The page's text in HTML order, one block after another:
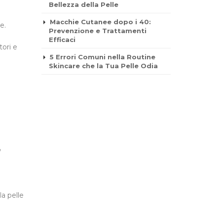
e
pelle
Bellezza della Pelle
Macchie Cutanee dopo i 40:
Prevenzione e Trattamenti
Efficaci
5 Errori Comuni nella Routine
Skincare che la Tua Pelle Odia